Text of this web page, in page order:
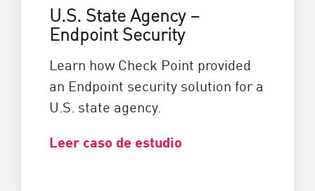
U.S. State Agency –
Endpoint Security
Learn how Check Point provided
an Endpoint security solution for a
U.S. state agency.
Leer caso de estudio